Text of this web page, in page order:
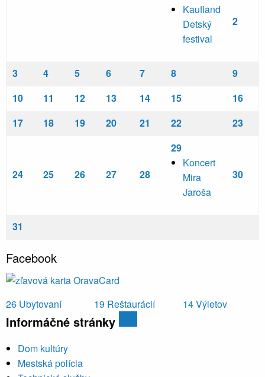
Kaufland
Detský
festival
2
3 4 5 6 7 8
9
10
11 12 13 14 15
16
17
18 19 20 21 22 23
24 25 26 27 28
29
Koncert
Mira
Jaroša
30
31
Facebook
26 Ubytovaní 19 Reštaurácií 14Výletov
Informáčné stránky
Dom kultúry
Mestská polícia